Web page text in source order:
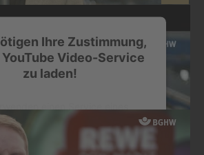
Management Platform
Ihre Zustimmung,
YouTube Video-Service
zu laden!
um Videoinhalte einzubetten.
kann Daten zu Ihren
sammeln. Bitte lesen Sie die
Motivationsschub
Preisträger der Goldenen Hand kann
nicht verlieren.